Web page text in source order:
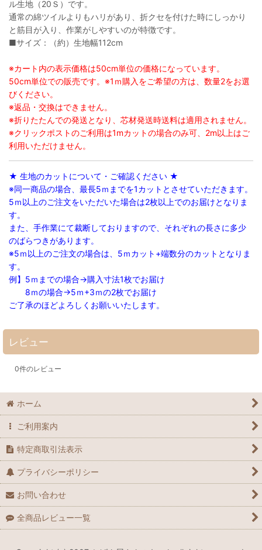
ル生地（20Ｓ）です。
通常の綿ツイルよりもハリがあり、折クセを付けた時にしっかり
と筋目が入り、作業がしやすいのが特徴です。
■サイズ：（約）生地幅112cm
※カート内の表示価格は50cm単位の価格になっています。
50cm単位での販売です。※1ｍ購入をご希望の方は、数量2をお選
びください。
※返品・交換はできません。
※折りたたんでの発送となり、芯材発送時送料は適用されません。
※クリックポストのご利用は1mカットの場合のみ可、2m以上はご
利用いただけません。
★ 生地のカットについて・ご確認ください ★
※同一商品の場合、最長5ｍまでを1カットとさせていただきます。
5ｍ以上のご注文をいただいた場合は2枚以上でのお届けとなりま
す。
また、手作業にて裁断しておりますので、それぞれの長さに多少
のばらつきがあります。
※5ｍ以上のご注文の場合は、5ｍカット+端数分のカットとなりま
す。
例】5ｍまでの場合→購入寸法1枚でお届け
8ｍの場合→5ｍ+3ｍの2枚でお届け
ご了承のほどよろしくお願いいたします。
レビュー
0件のレビュー
ホーム
ご利用案内
特定商取引法表示
プライバシーポリシー
お問い合わせ
全商品レビュー一覧